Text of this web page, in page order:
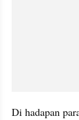
Di hadapan